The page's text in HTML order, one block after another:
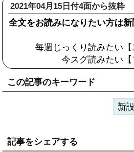
2021年04月15日付4面から抜粋
全文をお読みになりたい方は
毎週じっくり読みたい【
今スグ読みたい【
この記事のキーワード
新
記事をシェアする